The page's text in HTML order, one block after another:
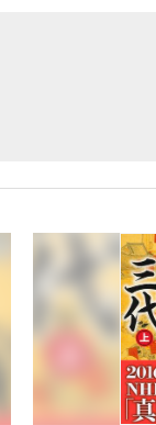
「クマが悪者